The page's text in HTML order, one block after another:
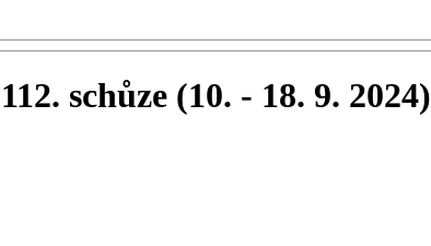
112. schůze (10. - 18. 9. 2024)